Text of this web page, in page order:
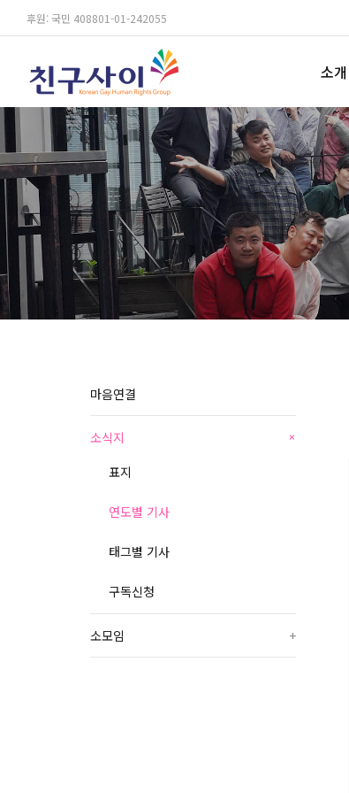
후원: 국민 408801-01-242055
소개
마음연결
소식지 +
표지
연도별 기사
태그별 기사
구독신청
소모임 +